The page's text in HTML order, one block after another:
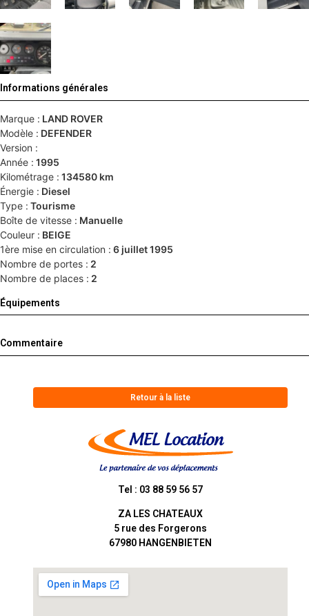
Informations générales
Marque : LAND ROVER
Modèle : DEFENDER
Version :
Année : 1995
Kilométrage : 134580 km
Énergie : Diesel
Type : Tourisme
Boîte de vitesse : Manuelle
Couleur : BEIGE
1ère mise en circulation : 6 juillet 1995
Nombre de portes : 2
Nombre de places : 2
Équipements
Commentaire
Retour à la liste
Tel : 03 88 59 56 57
ZA LES CHATEAUX
5 rue des Forgerons
67980 HANGENBIETEN